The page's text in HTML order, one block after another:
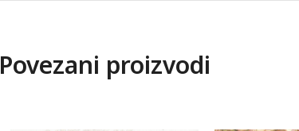
Povezani proizvodi